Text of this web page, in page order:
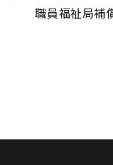
職員福祉局補